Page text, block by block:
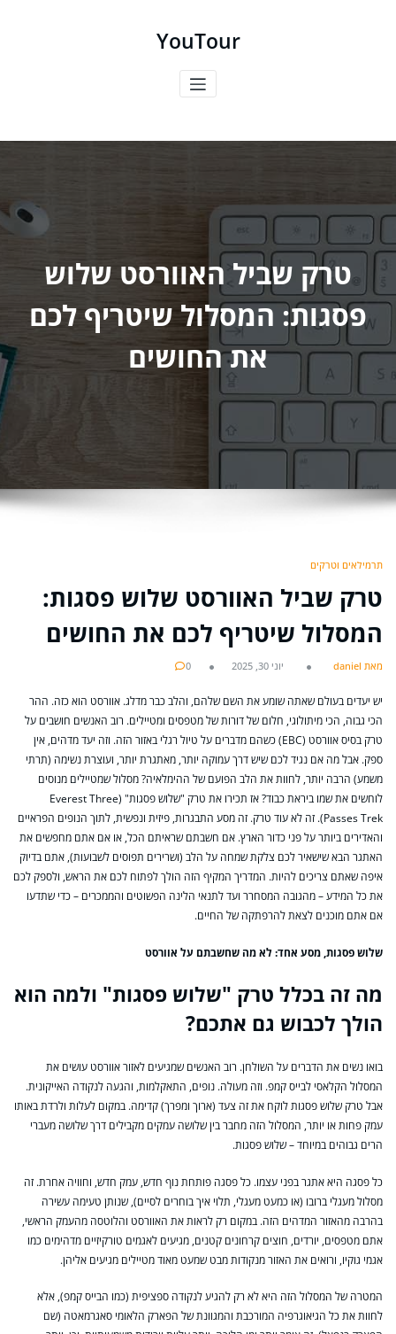
YouTour
טרק שביל האוורסט שלוש
פסגות: המסלול שיטריף לכם
את החושים
תרמילאים וטרקים
טרק שביל האוורסט שלוש פסגות:
המסלול שיטריף לכם את החושים
מאת daniel יוני 30, 2025 0
יש יעדים בעולם שאתה שומע את השם שלהם, והלב כבר מדלג. אוורסט הוא כזה. ההר
הכי גבוה, הכי מיתולוגי, חלום של דורות של מטפסים ומטיילים. רוב האנשים חושבים על
טרק בסיס אוורסט (EBC) כשהם מדברים על טיול רגלי באזור הזה. וזה יעד מדהים, אין
ספק. אבל מה אם נגיד לכם שיש דרך עמוקה יותר, מאתגרת יותר, ועוצרת נשימה (תרתי
משמע) הרבה יותר, לחוות את הלב הפועם של ההימלאיה? מסלול שמטיילים מנוסים
לוחשים את שמו ביראת כבוד? אז תכירו את טרק "שלוש פסגות" (Everest Three
Passes Trek). זה לא עוד טרק. זה מסע התבגרות, פיזית ונפשית, לתוך הנופים הפראיים
והאדירים ביותר על פני כדור הארץ. אם חשבתם שראיתם הכל, או אם אתם מחפשים את
האתגר הבא שישאיר לכם צלקת שמחה על הלב (ושרירים תפוסים לשבועות), אתם בדיוק
איפה שאתם צריכים להיות. המדריך המקיף הזה הולך לפתוח לכם את הראש, ולספק לכם
את כל המידע – מהגובה המסחרר ועד לתנאי הלינה הפשוטים והממכרים – כדי שתדעו
אם אתם מוכנים לצאת להרפתקה של החיים.
שלוש פסגות, מסע אחד: לא מה שחשבתם על אוורסט
מה זה בכלל טרק "שלוש פסגות" ולמה הוא
הולך לכבוש גם אתכם?
בואו נשים את הדברים על השולחן. רוב האנשים שמגיעים לאזור אוורסט עושים את
המסלול הקלאסי לבייס קמפ. וזה מעולה. נופים, התאקלמות, והגעה לנקודה האייקונית.
אבל טרק שלוש פסגות לוקח את זה צעד (ארוך ומפרך) קדימה. במקום לעלות ולרדת באותו
עמק פחות או יותר, המסלול הזה מחבר בין שלושה עמקים מקבילים דרך שלושה מעברי
הרים גבוהים במיוחד – שלוש פסגות.
כל פסגה היא אתגר בפני עצמו. כל פסגה פותחת נוף חדש, עמק חדש, וחוויה אחרת. זה
מסלול מעגלי ברובו (או כמעט מעגלי, תלוי איך בוחרים לסיים), שנותן טעימה עשירה
בהרבה מהאזור המדהים הזה. במקום רק לראות את האוורסט והלוטסה מהעמק הראשי,
אתם מטפסים, יורדים, חוצים קרחונים קטנים, מגיעים לאגמים טורקיזיים מדהימים כמו
אגמי גוקיו, ורואים את האזור מנקודות מבט שמעט מאוד מטיילים מגיעים אליהן.
המטרה של המסלול הזה היא לא רק להגיע לנקודה ספציפית (כמו הבייס קמפ), אלא
לחוות את כל הגיאוגרפיה המורכבת והמגוונת של הפארק הלאומי סאגרמאטה (שם